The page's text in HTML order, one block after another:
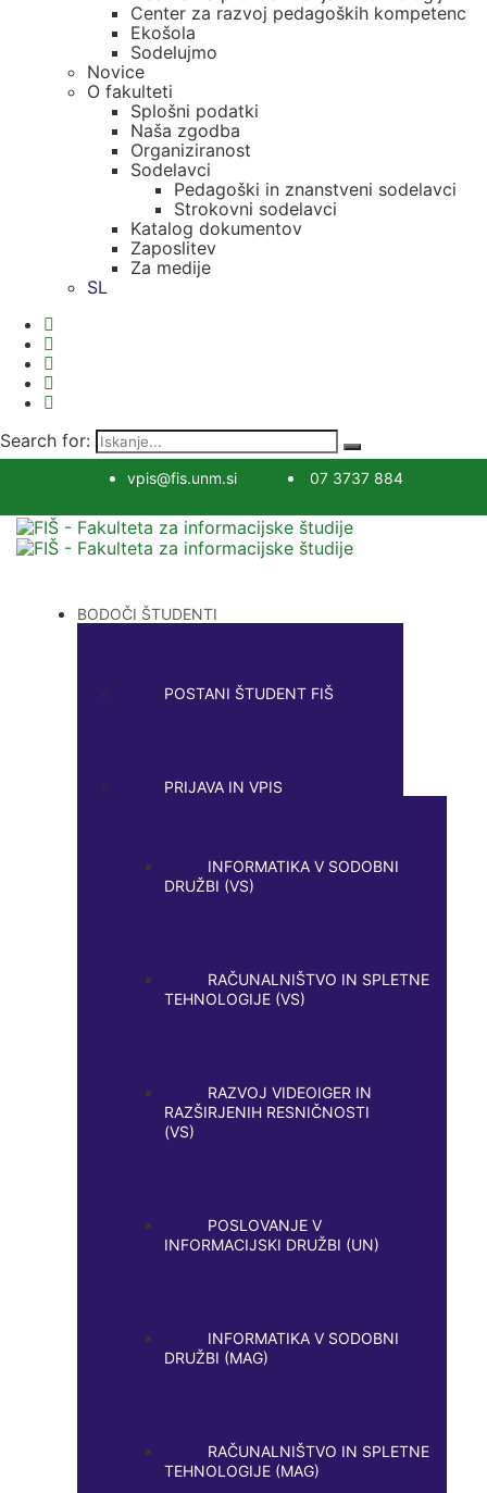
Center za razvoj pedagoških kompetenc
Ekošola
Sodelujmo
Novice
O fakulteti
Splošni podatki
Naša zgodba
Organiziranost
Sodelavci
Pedagoški in znanstveni sodelavci
Strokovni sodelavci
Katalog dokumentov
Zaposlitev
Za medije
SL
Search for:
vpis@fis.unm.si 07 3737 884
BODOČI ŠTUDENTI
POSTANI ŠTUDENT FIŠ
PRIJAVA IN VPIS
INFORMATIKA V SODOBNI
DRUŽBI (VS)
RAČUNALNIŠTVO IN SPLETNE
TEHNOLOGIJE (VS)
RAZVOJ VIDEOIGER IN
RAZŠIRJENIH RESNIČNOSTI
(VS)
POSLOVANJE V
INFORMACIJSKI DRUŽBI (UN)
INFORMATIKA V SODOBNI
DRUŽBI (MAG)
RAČUNALNIŠTVO IN SPLETNE
TEHNOLOGIJE (MAG)